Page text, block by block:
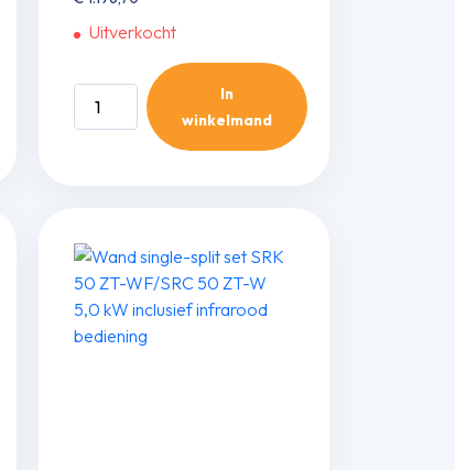
Uitverkocht
Wand
single-
ZT-
WFT/SRC
25
ZT-
In
winkelmand